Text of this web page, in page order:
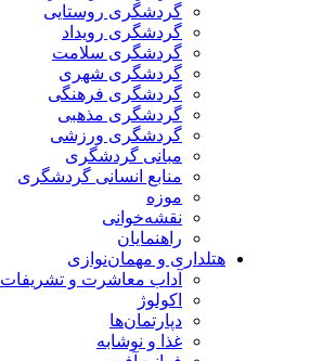
گردشگری روستایی
گردشگری رویداد
گردشگری سلامت
گردشگری شهری
گردشگری فرهنگی
گردشگری مذهبی
گردشگری ورزشی
مبانی گردشگری
منابع انسانی گردشگری
موزه
نقشه‌خوانی
راهنمایان
هتلداری و مهمان‌نوازی
آداب معاشرت و تشریفات
اکولوژ
دپارتمان‌ها
غذا و نوشابه